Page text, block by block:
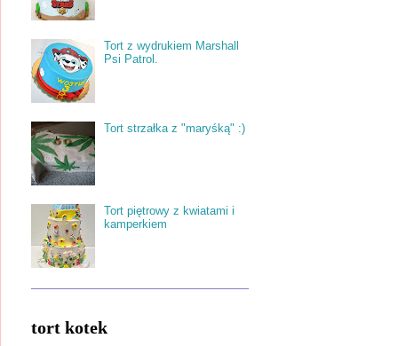
Tort z wydrukiem Marshall
Psi Patrol.
Tort strzałka z "maryśką" :)
Tort piętrowy z kwiatami i
kamperkiem
tort kotek